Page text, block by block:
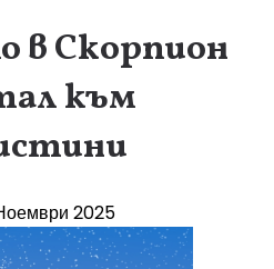
в Скорпион
към
2025